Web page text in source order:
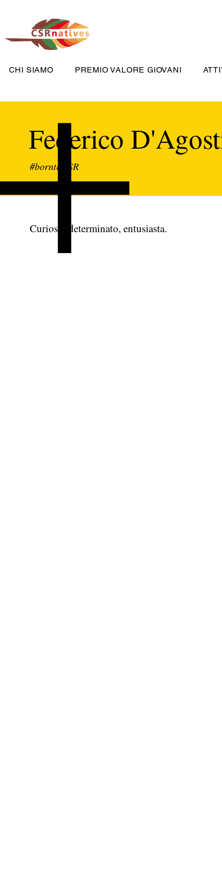
CHI SIAMO PREMIO VALORE GIOVANI
Federico
#borntoCSR
Curioso, determinato, entusiasta.